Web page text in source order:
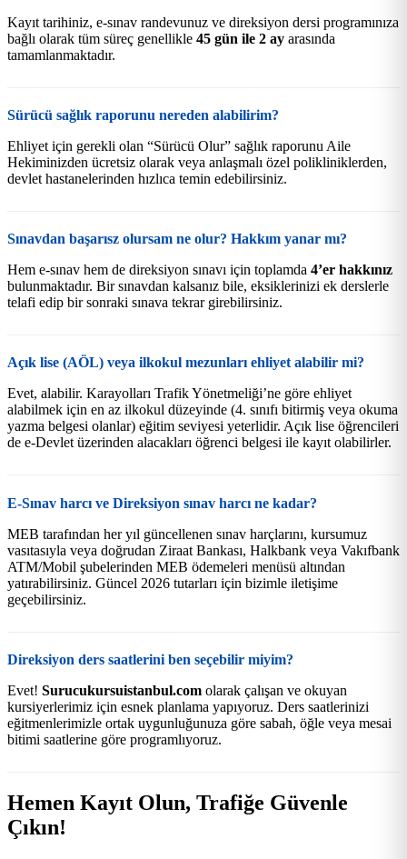
Kayıt tarihiniz, e-sınav randevunuz ve direksiyon dersi programınıza
bağlı olarak tüm süreç genellikle 45 gün ile 2 ay arasında
tamamlanmaktadır.
Sürücü sağlık raporunu nereden alabilirim?
Ehliyet için gerekli olan “Sürücü Olur” sağlık raporunu Aile
Hekiminizden ücretsiz olarak veya anlaşmalı özel polikliniklerden,
devlet hastanelerinden hızlıca temin edebilirsiniz.
Sınavdan başarısz olursam ne olur? Hakkım yanar mı?
Hem e-sınav hem de direksiyon sınavı için toplamda 4’er hakkınız
bulunmaktadır. Bir sınavdan kalsanız bile, eksiklerinizi ek derslerle
telafi edip bir sonraki sınava tekrar girebilirsiniz.
Açık lise (AÖL) veya ilkokul mezunları ehliyet alabilir mi?
Evet, alabilir. Karayolları Trafik Yönetmeliği’ne göre ehliyet
alabilmek için en az ilkokul düzeyinde (4. sınıfı bitirmiş veya okuma
yazma belgesi olanlar) eğitim seviyesi yeterlidir. Açık lise öğrencileri
de e-Devlet üzerinden alacakları öğrenci belgesi ile kayıt olabilirler.
E-Sınav harcı ve Direksiyon sınav harcı ne kadar?
MEB tarafından her yıl güncellenen sınav harçlarını, kursumuz
vasıtasıyla veya doğrudan Ziraat Bankası, Halkbank veya Vakıfbank
ATM/Mobil şubelerinden MEB ödemeleri menüsü altından
yatırabilirsiniz. Güncel 2026 tutarları için bizimle iletişime
geçebilirsiniz.
Direksiyon ders saatlerini ben seçebilir miyim?
Evet! Surucukursuistanbul.com olarak çalışan ve okuyan
kursiyerlerimiz için esnek planlama yapıyoruz. Ders saatlerinizi
eğitmenlerimizle ortak uygunluğunuza göre sabah, öğle veya mesai
bitimi saatlerine göre programlıyoruz.
Hemen Kayıt Olun, Trafiğe Güvenle
Çıkın!